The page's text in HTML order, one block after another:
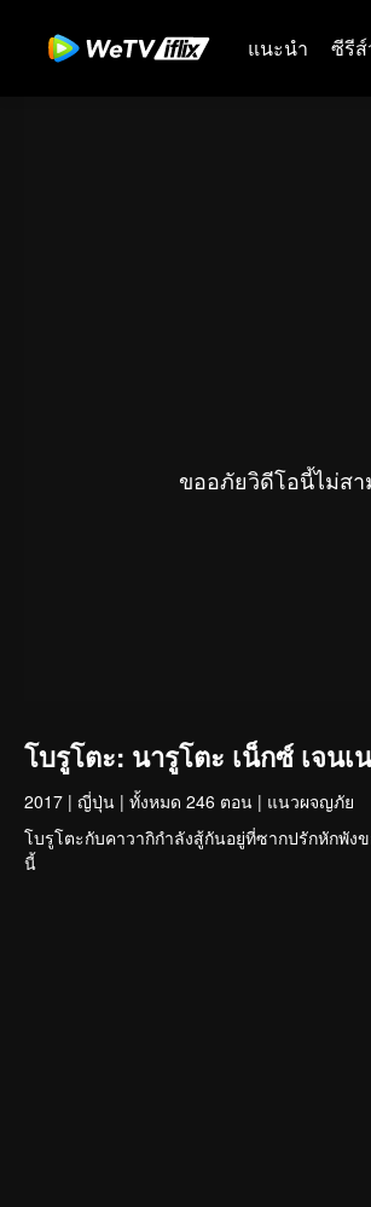
แนะนำ ซีรีส์
ขออภัยวิดีโอนี้ไม่ส
โบรูโตะ: นารูโตะ เน็กซ์ เจนเ
2017 | ญี่ปุ่น | ทั้งหมด 246 ตอน | แนวผจญภัย
โบรูโตะกับคาวากิกำลังสู้กันอยู่ที่ซากปรักหักพัง
นี้